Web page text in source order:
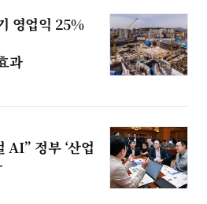
영업익 25%
과
AI” 정부 ‘산업